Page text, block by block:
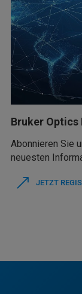
Bruker
Abonnieren Sie
neuesten
JETZT